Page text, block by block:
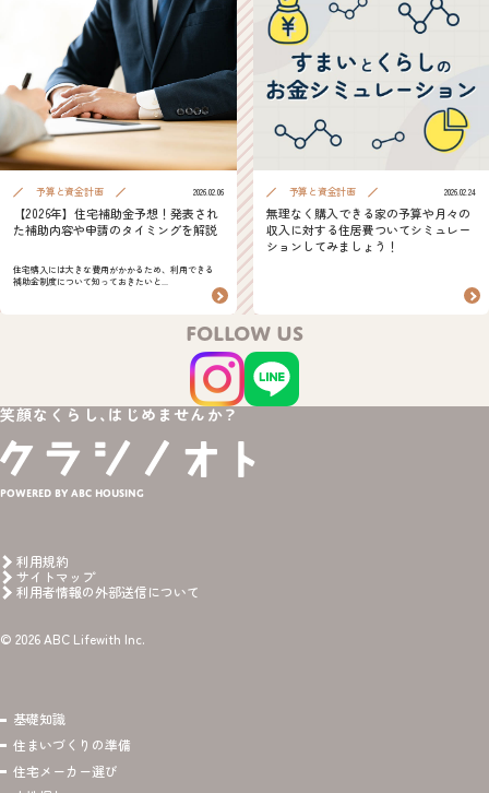
予算と資金計画 2026.02.06
【2026年】住宅補助金予想！発表され
た補助内容や申請のタイミングを解説
住宅購入には大きな費用がかかるため、利用できる
補助金制度について知っておきたいと...
予算と資金計画 2026.02.24
無理なく購入できる家の予算や月々の
収入に対する住居費ついてシミュレー
ションしてみましょう！
FOLLOW US
笑顔なくらし、はじめませんか？
Powered by ABC HOUSING
利用規約
サイトマップ
利用者情報の外部送信について
© 2026 ABC Lifewith Inc.
基礎知識
住まいづくりの準備
住宅メーカー選び